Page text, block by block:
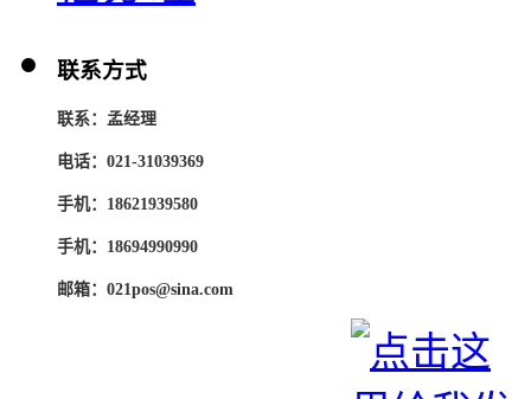
联系方式
联系：孟经理
电话：021-31039369
手机：18621939580
手机：18694990990
邮箱：021pos@sina.com